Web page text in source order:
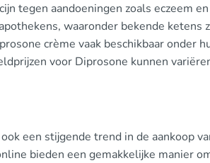
tegen aandoeningen zoals eczeem
waaronder bekende ketens
crème vaak beschikbaar onder
voor Diprosone kunnen
een stijgende trend in de aankoop
bieden een gemakkelijke manier